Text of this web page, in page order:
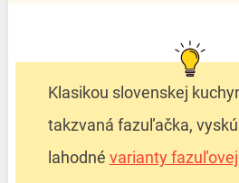
Klasikou slovenskej
takzvaná fazuľačka,
lahodné varianty